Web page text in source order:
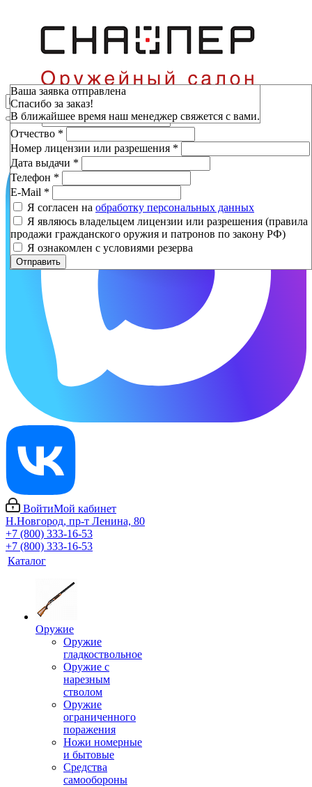
ВойтиМой кабинет
Н.Новгород, пр-т Ленина, 80
+7 (800) 333-16-53
+7 (800) 333-16-53
Каталог
Оружие
Оружие
гладкоствольное
Оружие с
нарезным
стволом
Оружие
ограниченного
поражения
Ножи номерные
и бытовые
Средства
самообороны
Зарезервировать
Фамилия*
Имя*
Отчество *
Номер лицензии или разрешения *
Дата выдачи *
Телефон *
E-Mail *
Я согласен на обработку персональных данных
Я являюсь владельцем лицензии или разрешения (правила
продажи гражданского оружия и патронов по закону РФ)
Я ознакомлен с условиями резерва
Отправить
Ваша заявка отправлена
Спасибо за заказ!
В ближайшее время наш менеджер свяжется с вами.